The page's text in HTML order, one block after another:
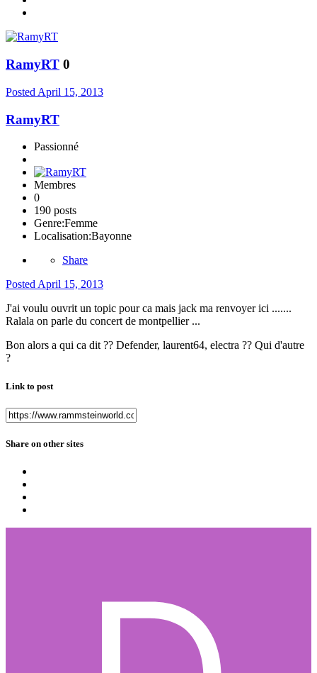
RamyRT 0
Posted April 15, 2013
RamyRT
Passionné
Membres
0
190 posts
Genre:Femme
Localisation:Bayonne
Share
Posted April 15, 2013
J'ai voulu ouvrit un topic pour ca mais jack ma renvoyer ici .......
Ralala on parle du concert de montpellier ...
Bon alors a qui ca dit ?? Defender, laurent64, electra ?? Qui d'autre
?
Link to post
Share on other sites